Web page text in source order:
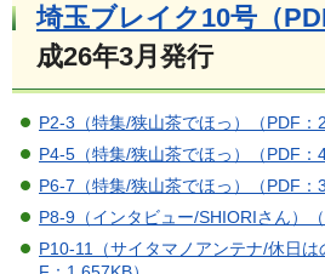
埼玉ブレイク10号（
成26年3月発行
P2-3（特集/狭山茶でほっ）（PDF：
P4-5（特集/狭山茶でほっ）（PDF：
P6-7（特集/狭山茶でほっ）（PDF：
P8-9（インタビュー/SHIORIさん）（
P10-11（サイタマノアンテナ/休日